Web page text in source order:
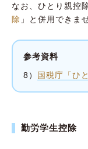
なお、ひとり親控
除 」と併用できま
参考資料
8） 国税庁「ひ
勤労学生控除